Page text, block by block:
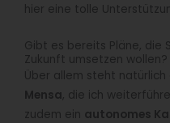
hier eine tolle
Gibt es bereits Pläne, die
Zukunft umsetzen wollen?
Über allem steht natürlich
Mensa, die ich
zudem ein autonomes